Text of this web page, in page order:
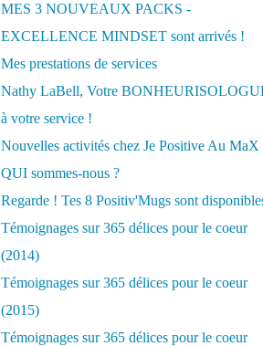
MES 3 NOUVEAUX PACKS -
EXCELLENCE MINDSET sont arrivés !
Mes prestations de services
Nathy LaBell, Votre
à votre service !
Nouvelles activités chez Je Positive Au MaX
QUI sommes-nous ?
Regarde ! Tes 8 Positiv'Mugs sont
Témoignages sur 365 délices pour le coeur
(2014)
Témoignages sur 365 délices pour le coeur
(2015)
Témoignages sur 365 délices pour le coeur